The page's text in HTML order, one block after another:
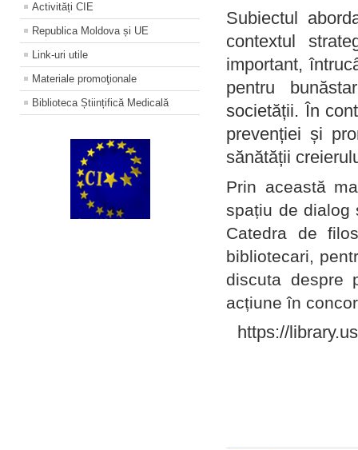
Activități CIE
Republica Moldova și UE
Link-uri utile
Materiale promoţionale
Biblioteca Științifică Medicală
Subiectul
contextul
important,
pentru
societății. În
prevenției și
sănătății
Prin această
spațiu de dialog
Catedra de
bibliotecari,
discuta despre
acțiune în
https://